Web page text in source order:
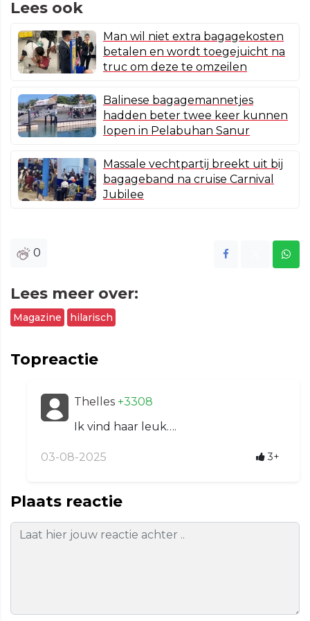
Lees ook
Man wil niet extra bagagekosten
betalen en wordt toegejuicht na
truc om deze te omzeilen
Balinese bagagemannetjes
hadden beter twee keer kunnen
lopen in Pelabuhan Sanur
Massale vechtpartij breekt uit bij
bagageband na cruise Carnival
Jubilee
0
Lees meer over:
Magazine hilarisch
Topreactie
Thelles +3308
Ik vind haar leuk….
03-08-2025 3+
Plaats reactie